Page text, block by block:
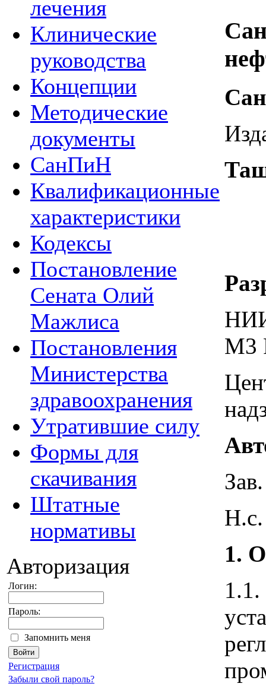
лечения
Клинические
руководства
Концепции
Методические
документы
СанПиН
Квалификационные
характеристики
Кодексы
Постановление
Сената Олий
Мажлиса
Постановления
Министерства
здравоохранения
Утратившие силу
Формы для
скачивания
Штатные
нормативы
Авторизация
Логин:
Пароль:
Запомнить меня
Регистрация
Забыли свой пароль?
М3
1.
1.1.